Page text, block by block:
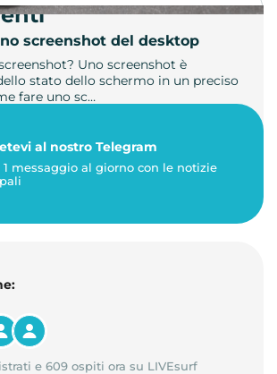
screenshot del desktop
Uno screenshot è
stato dello schermo in un preciso
fare uno sc…
al nostro Telegram
1 messaggio al giorno con le notizie
e 609 ospiti ora su LIVEsurf